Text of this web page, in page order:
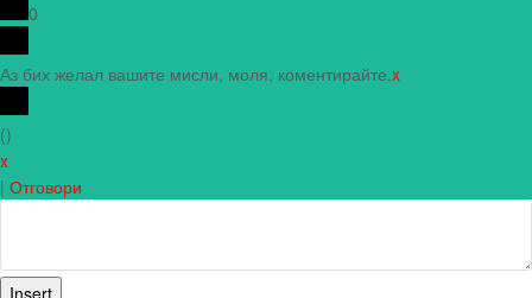
0
Аз бих желал вашите мисли, моля, коментирайте.x
()
x
| Отговори